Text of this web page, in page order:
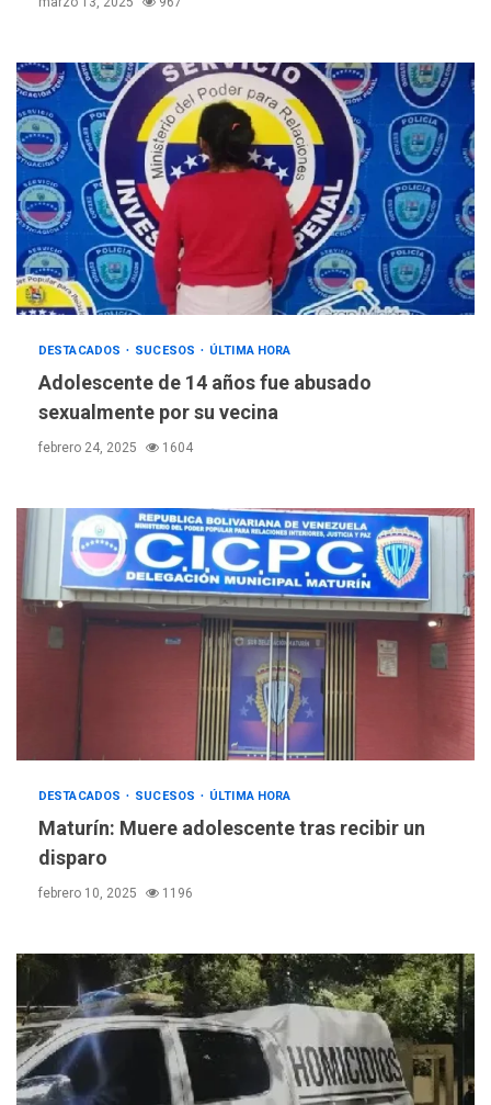
DESTACADOS SUCESOS ÚLTIMA HORA
Adolescente de 14 años fue abusado
sexualmente por su vecina
febrero 24, 2025 1604
DESTACADOS SUCESOS ÚLTIMA HORA
Maturín: Muere adolescente tras recibir un
disparo
febrero 10, 2025 1196